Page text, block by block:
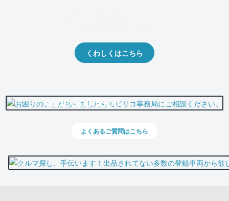
くわしくはこちら
0800-500-5500
よくあるご質問はこちら